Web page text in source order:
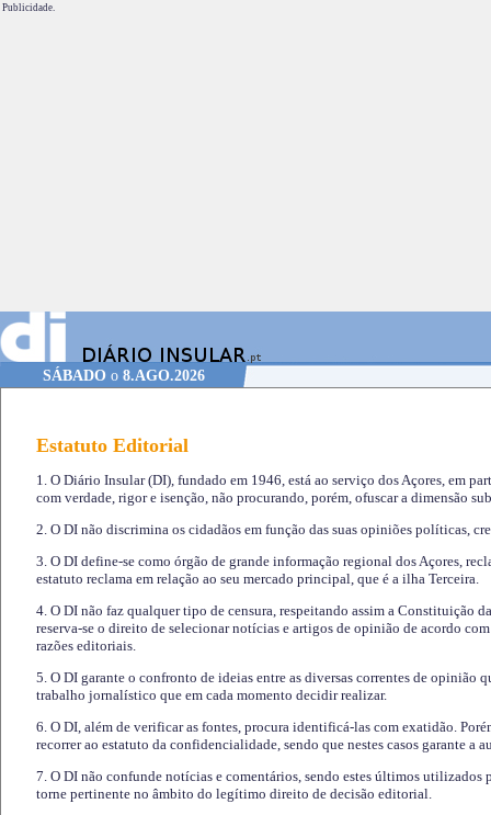
Publicidade.
SÁBADOo 8.AGO.2026
Estatuto Editorial
1. O Diário Insular (DI), fundado em 1946, está ao serviço dos Açores, em
com verdade, rigor e isenção, não procurando, porém, ofuscar a dimensão
2. O DI não discrimina os cidadãos em função das suas opiniões políticas,
3. O DI define-se como órgão de grande informação regional dos Açores,
estatuto reclama em relação ao seu mercado principal, que é a ilha Terceira.
4. O DI não faz qualquer tipo de censura, respeitando assim a Constituição
reserva-se o direito de selecionar notícias e artigos de opinião de acordo
razões editoriais.
5. O DI garante o confronto de ideias entre as diversas correntes de opinião
trabalho jornalístico que em cada momento decidir realizar.
6. O DI, além de verificar as fontes, procura identificá-las com exatidão.
recorrer ao estatuto da confidencialidade, sendo que nestes casos garante a
7. O DI não confunde notícias e comentários, sendo estes últimos utilizados
torne pertinente no âmbito do legítimo direito de decisão editorial.